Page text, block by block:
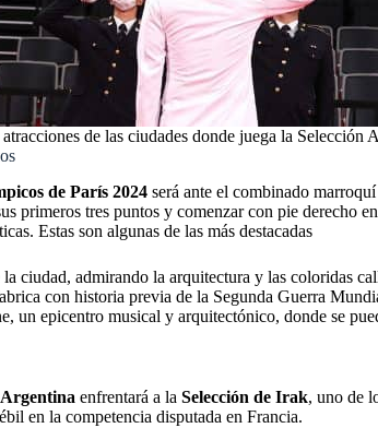
de las ciudades donde juega la
de París 2024 será ante el combinado
primeros tres puntos y comenzar con pie derecho
Estas son algunas de las más destacadas
ciudad, admirando la arquitectura y las coloridas
con historia previa de la Segunda Guerra
un epicentro musical y arquitectónico, donde se
enfrentará a la Selección de Irak, uno de
en la competencia disputada en Francia.